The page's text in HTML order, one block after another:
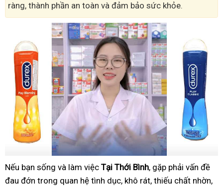
ràng, thành phần an toàn và đảm bảo sức khỏe.
Nếu bạn sống và làm việc Tại Thới Bình, gặp phải vấn đề
đau đớn trong quan hệ tình dục, khô rát, thiếu chất nhờn,